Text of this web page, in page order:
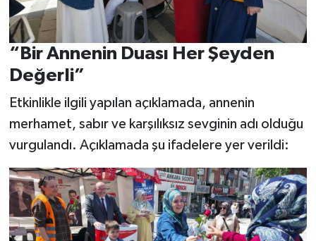
“Bir Annenin Duası Her Şeyden
Değerli”
Etkinlikle ilgili yapılan açıklamada, annenin
merhamet, sabır ve karşılıksız sevginin adı olduğu
vurgulandı. Açıklamada şu ifadelere yer verildi: